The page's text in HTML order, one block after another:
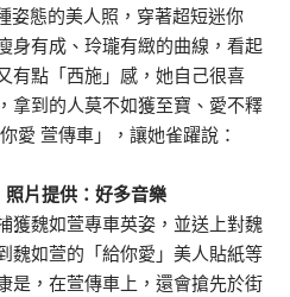
姿態的美人照，穿著超短迷你
身有成、玲瓏有緻的曲線，看起
有點「西施」感，她自己很喜
拿到的人莫不如獲至寶、愛不釋
愛 萱傳車」，讓她雀躍說：
片提供：好多音樂
獲魏如萱專車英姿，並送上對魏
魏如萱的「給你愛」美人貼紙等
是，在萱傳車上，還會搶先於街